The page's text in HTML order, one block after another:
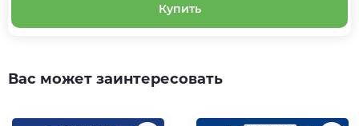
Купить
Вас может заинтересовать